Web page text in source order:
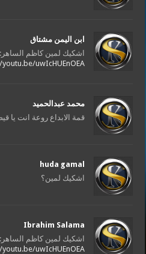
ابن اليمن مشتاق
اشكيك لمين كاظم الساهر:
uwIcHUEnOEA
محمد عبدالحميد
قمة الابداع روعة انت يا
huda gamal
اشكيك لمين؟
Ibrahim Salama
اشكيك لمين كاظم الساهر:
uwIcHUEnOEA